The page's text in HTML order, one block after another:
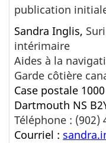
publication
Sandra Inglis,
intérimaire
Aides à la
Garde côtière
Case postale 1000
Dartmouth NS
Téléphone : (902)
Courriel :